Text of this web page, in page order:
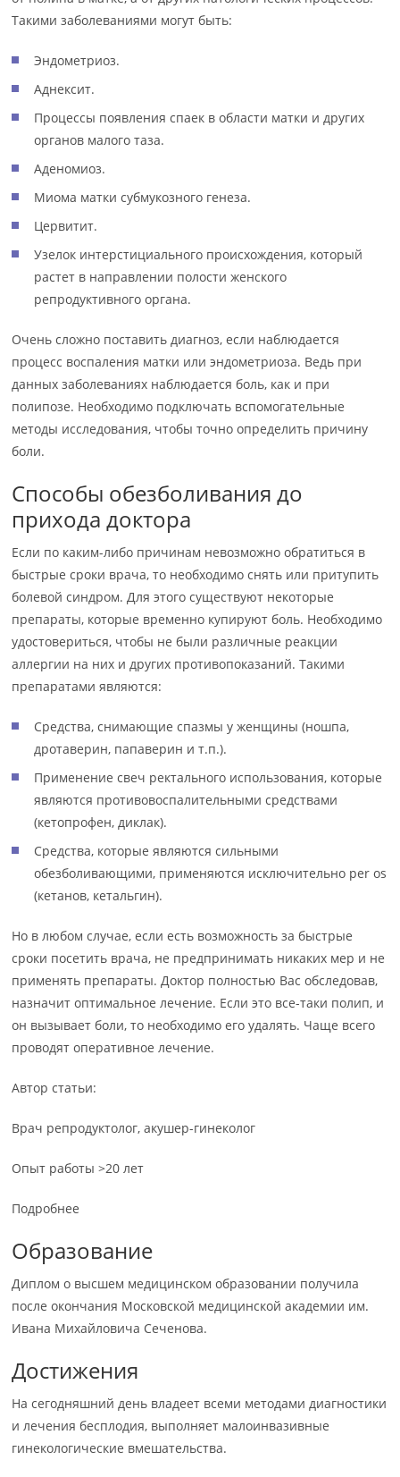
Такими заболеваниями могут быть:
Эндометриоз.
Аднексит.
Процессы появления спаек в области матки и других
органов малого таза.
Аденомиоз.
Миома матки субмукозного генеза.
Цервитит.
Узелок интерстициального происхождения, который
растет в направлении полости женского
репродуктивного органа.
Очень сложно поставить диагноз, если наблюдается
процесс воспаления матки или эндометриоза. Ведь при
данных заболеваниях наблюдается боль, как и при
полипозе. Необходимо подключать вспомогательные
методы исследования, чтобы точно определить причину
боли.
Способы обезболивания до
прихода доктора
Если по каким-либо причинам невозможно обратиться в
быстрые сроки врача, то необходимо снять или притупить
болевой синдром. Для этого существуют некоторые
препараты, которые временно купируют боль. Необходимо
удостовериться, чтобы не были различные реакции
аллергии на них и других противопоказаний. Такими
препаратами являются:
Средства, снимающие спазмы у женщины (ношпа,
дротаверин, папаверин и т.п.).
Применение свеч ректального использования, которые
являются противовоспалительными средствами
(кетопрофен, диклак).
Средства, которые являются сильными
обезболивающими, применяются исключительно per os
(кетанов, кетальгин).
Но в любом случае, если есть возможность за быстрые
сроки посетить врача, не предпринимать никаких мер и не
применять препараты. Доктор полностью Вас обследовав,
назначит оптимальное лечение. Если это все-таки полип, и
он вызывает боли, то необходимо его удалять. Чаще всего
проводят оперативное лечение.
Автор статьи:
Врач репродуктолог, акушер-гинеколог
Опыт работы >20 лет
Подробнее
Образование
Диплом о высшем медицинском образовании получила
после окончания Московской медицинской академии им.
Ивана Михайловича Сеченова.
Достижения
На сегодняшний день владеет всеми методами диагностики
и лечения бесплодия, выполняет малоинвазивные
гинекологические вмешательства.